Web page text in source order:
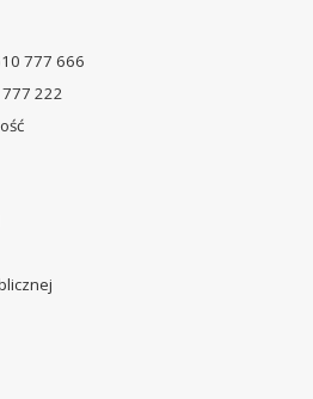
777 666
222